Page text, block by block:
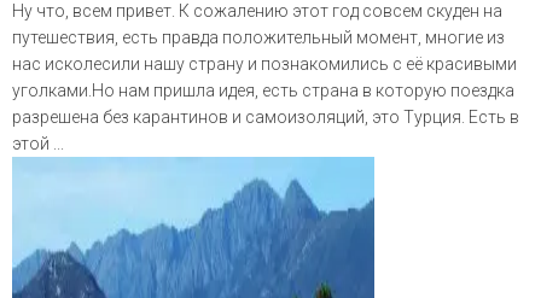
Ну что, всем привет. К сожалению этот год совсем скуден на
путешествия, есть правда положительный момент, многие из
нас исколесили нашу страну и познакомились с её красивыми
уголками.Но нам пришла идея, есть страна в которую поездка
разрешена без карантинов и самоизоляций, это Турция. Есть в
этой ...